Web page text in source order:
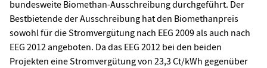
bundesweite Biomethan-Ausschreibung durchgeführt. Der
Bestbietende der Ausschreibung hat den Biomethanpreis
sowohl für die Stromvergütung nach EEG 2009 als auch nach
EEG 2012 angeboten. Da das EEG 2012 bei den beiden
Projekten eine Stromvergütung von 23,3 Ct/kWh gegenüber